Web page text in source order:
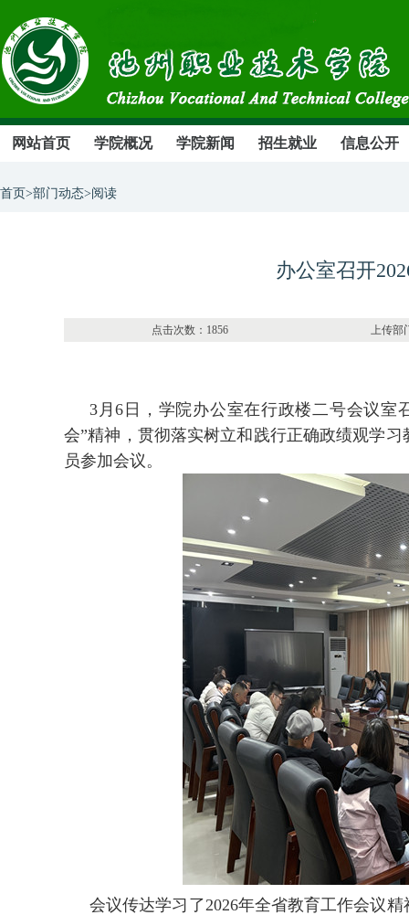
网站首页 学院概况 学院新闻 招生就业 信息公开
首页>部门动态>阅读
办公室召开
点击次数：1856 上传部门：
3月6日，学院办公室在行政楼二号会议室
会”精神，贯彻落实树立和践行正确政绩观学
员参加会议。
会议传达学习了2026年全省教育工作会议